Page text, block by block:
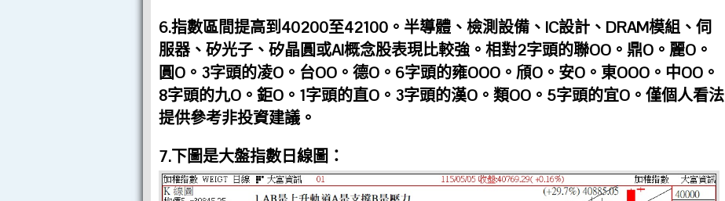
6.指數區間提高到40200至42100。半導體、檢測設備、IC設計、DRAM模組、伺
服器、矽光子、矽晶圓或AI概念股表現比較強。相對2字頭的聯OO。鼎O。麗O。
圓O。3字頭的凌O。台OO。德O。6字頭的雍OOO。頎O。安O。東OOO。中OO。
8字頭的九O。鉅O。1字頭的直O。3字頭的漢O。類OO。5字頭的宜O。僅個人看法
提供參考非投資建議。
7.下圖是大盤指數日線圖：